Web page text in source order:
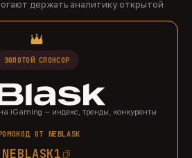
держать аналитику открытой
ЗОЛОТОЙ СПОНСОР
iGaming — индекс, тренды, конкуренты
ОТ NEBLASK
NEBLASK1